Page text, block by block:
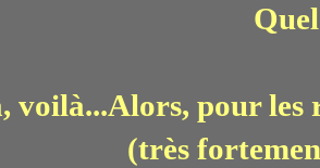
voilà...Alors, pour les
(très